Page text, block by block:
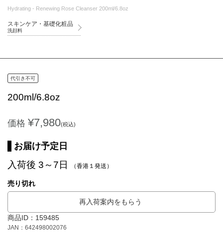
Hydrating - Renewing Rose Cleanser 200ml/6.8oz
スキンケア・基礎化粧品
洗顔料
代引き不可
200ml/6.8oz
価格 ¥7,980(税込)
お届け予定日
入荷後 3～7日 （香港１発送）
売り切れ
再入荷案内をもらう
商品ID：159485
JAN：642498002076